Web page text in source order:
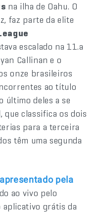
na ilha de Oahu. O
faz parte da elite
escalado na 11.a
Callinan e o
onze brasileiros
ao título
último deles a se
que classifica os dois
para a terceira
têm uma segunda
pela
ao vivo pelo
aplicativo grátis da